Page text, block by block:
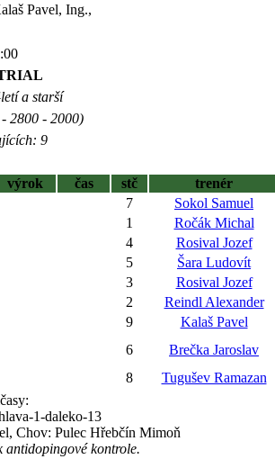
Pavel, Ing.,
a starší
2800 - 2000)
9
výrok čas stč trenér
7
Sokol Samuel
1
Ročák Michal
4
Rosival Jozef
5
Šara Ludovít
3
Rosival Jozef
2
Reindl Alexander
9
Kalaš Pavel
6
Brečka Jaroslav
8
Tugušev Ramazan
1-daleko-13
Chov: Pulec Hřebčín Mimoň
kontrole.